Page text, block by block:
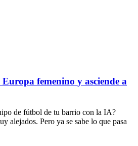
femenino y asciende a
de fútbol de tu barrio con la IA?
alejados. Pero ya se sabe lo que pasa